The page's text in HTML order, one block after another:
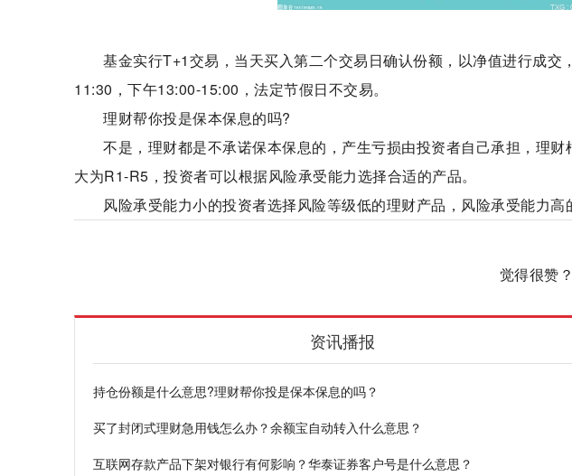
基金实行T+1交易，当天买入第二个交易日确认份额，以净值进行成
11:30，下午13:00-15:00，法定节假日不交易。
理财帮你投是保本保息的吗?
不是，理财都是不承诺保本保息的，产生亏损由投资者自己承担，理
大为R1-R5，投资者可以根据风险承受能力选择合适的产品。
风险承受能力小的投资者选择风险等级低的理财产品，风险承受能力高
觉得很赞？
资讯播报
持仓份额是什么意思?理财帮你投是保本保息的吗？
买了封闭式理财急用钱怎么办？余额宝自动转入什么意思？
互联网存款产品下架对银行有何影响？华泰证券客户号是什么意思？